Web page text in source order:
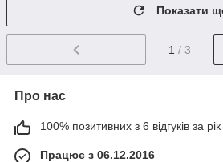
Показати
1 / 3
Про нас
100% позитивних з 6 відгуків за рік
Працює з 06.12.2016